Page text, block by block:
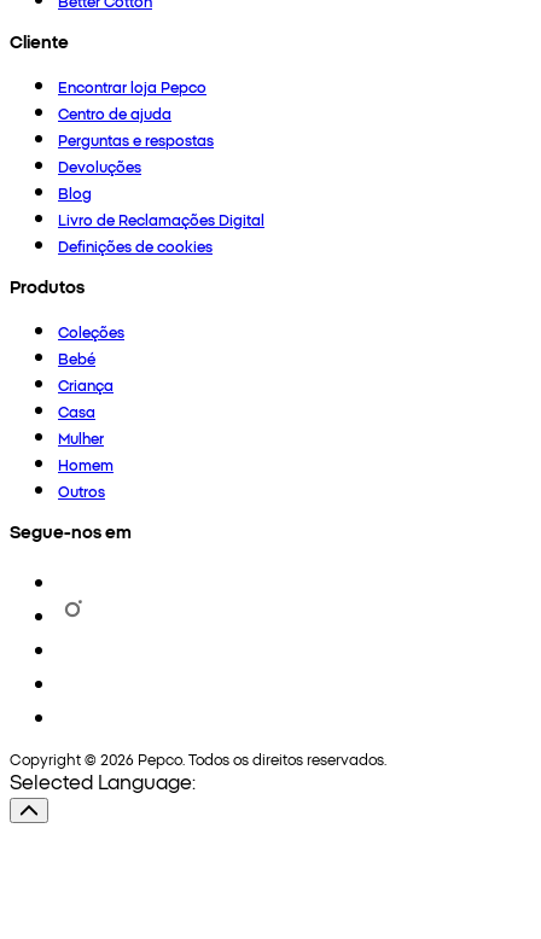
Cliente
Encontrar loja Pepco
Centro de ajuda
Perguntas e respostas
Devoluções
Blog
Livro de Reclamações Digital
Definições de cookies
Produtos
Coleções
Bebé
Criança
Casa
Mulher
Homem
Outros
Segue-nos em
Copyright © 2026 Pepco. Todos os direitos reservados.
Selected Language: